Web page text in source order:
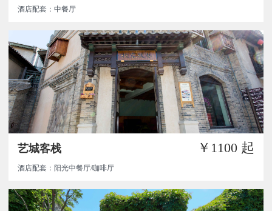
酒店配套：中餐厅
艺城客栈 ￥1100 起
酒店配套：阳光中餐厅/咖啡厅